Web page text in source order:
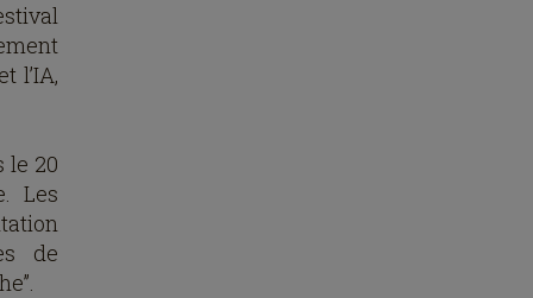
l’IA,
le 20
Les
de